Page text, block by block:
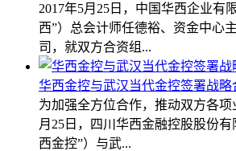
2017年5月25日，中国华西企业有
西”）总会计师任德裕、资金中心
司，就双方合资组...
华西金控与武汉当代金控签署战略
为加强全方位合作，推动双方各项
月25日，四川华西金融控股股份
西金控”）与武...